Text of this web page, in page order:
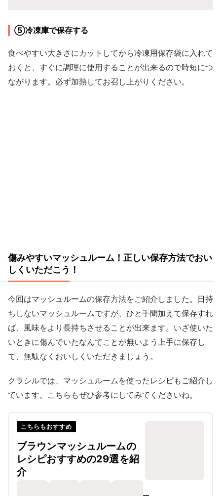
⑤冷凍庫で保存する
食べやすい大きさにカットしてから冷凍用保存袋に入れて
おくと、すぐに調理に使用することが出来るので時短につ
ながります。必ず加熱してお召し上がりください。
傷みやすいマッシュルーム！正しい保存方法でおい
しくいただこう！
今回はマッシュルームの保存方法をご紹介しました。日持
ちしないマッシュルームですが、ひと手間加えて保存すれ
ば、風味をより長持ちさせることが出来ます。いざ使いた
いときに傷んでいたなんてことが無いよう上手に保存し
て、無駄なくおいしくいただきましょう。
クラシルでは、マッシュルームを使ったレシピもご紹介し
ています。こちらもぜひ参考にしてみてくださいね。
こちらもおすすめ
ブラウンマッシュルームの
レシピおすすめの29選を紹
介